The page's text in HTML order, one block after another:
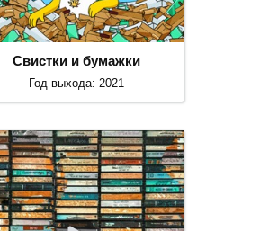
Свистки и бумажки
Год выхода: 2021